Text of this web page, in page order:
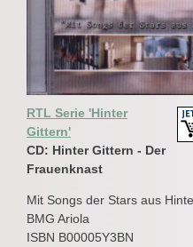
RTL Serie 'Hinter
Gittern'
CD: Hinter Gittern - Der
Frauenknast
Mit Songs der Stars aus
BMG Ariola
ISBN B00005Y3BN